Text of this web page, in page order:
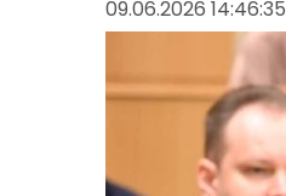
09.06.2026 14:46:35